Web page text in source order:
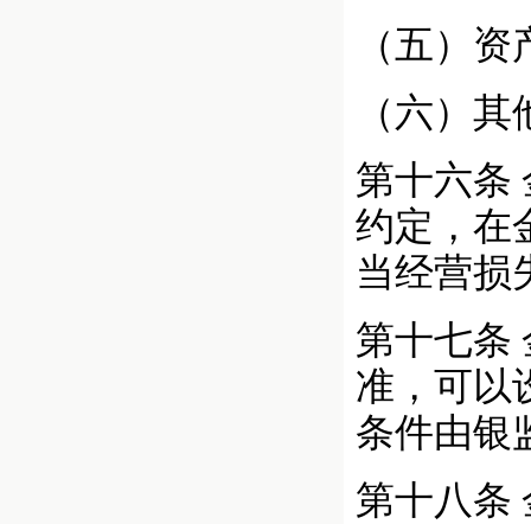
（五）
（六）
第十六条
约定，在
当经营损
第十七条
准，可以
条件由银
第十八条